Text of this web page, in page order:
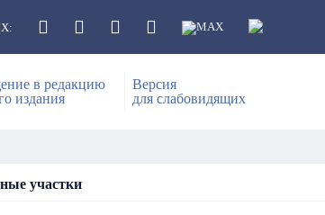
в редакцию
издания
Версия
для слабовидящих
участки